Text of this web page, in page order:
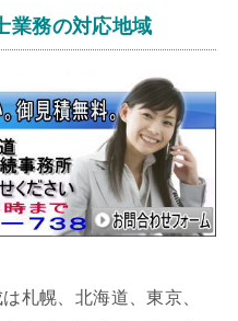
業務の対応地域
札幌、北海道、東京、